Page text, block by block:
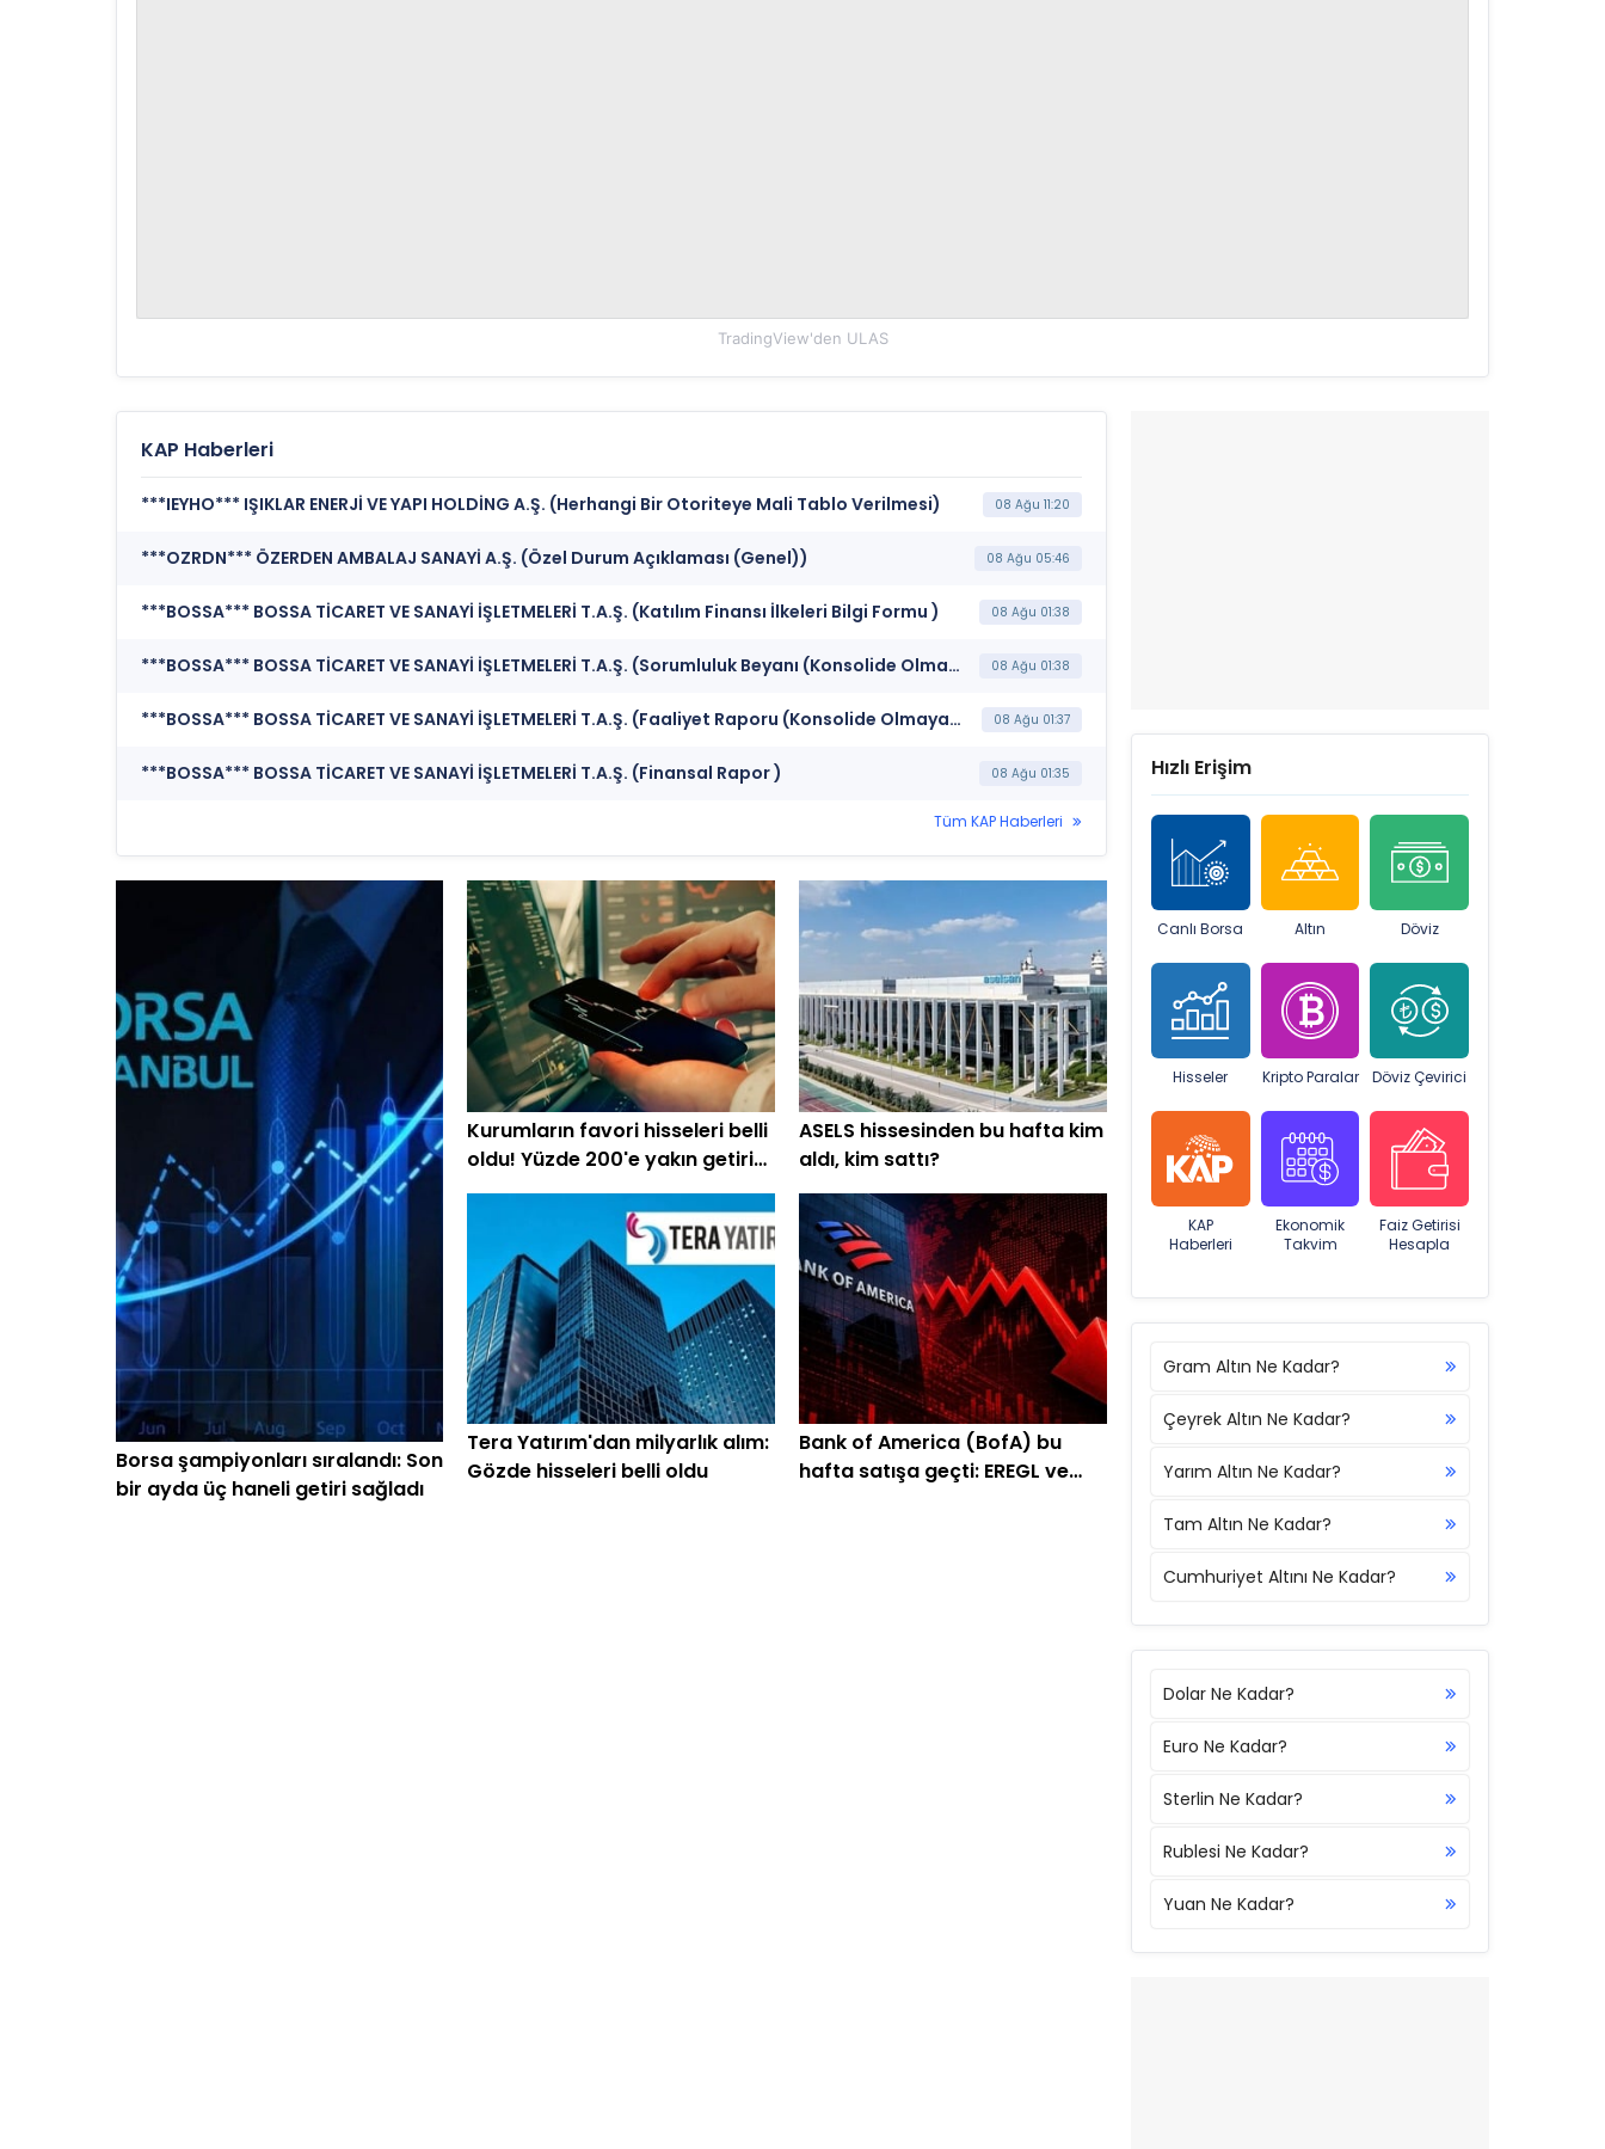
TradingView'den ULAS
KAP Haberleri
***IEYHO*** IŞIKLAR ENERJİ VE YAPI HOLDİNG A.Ş. (Herhangi Bir Otoriteye Mali Tablo Verilmesi) 08 Ağu 11:20
***OZRDN*** ÖZERDEN AMBALAJ SANAYİ A.Ş. (Özel Durum Açıklaması (Genel)) 08 Ağu 05:46
***BOSSA*** BOSSA TİCARET VE SANAYİ İŞLETMELERİ T.A.Ş. (Katılım Finansı İlkeleri Bilgi Formu ) 08 Ağu 01:38
***BOSSA*** BOSSA TİCARET VE SANAYİ İŞLETMELERİ T.A.Ş. (Sorumluluk Beyanı (Konsolide Olmayan)) 08 Ağu 01:38
***BOSSA*** BOSSA TİCARET VE SANAYİ İŞLETMELERİ T.A.Ş. (Faaliyet Raporu (Konsolide Olmayan)) 08 Ağu 01:37
***BOSSA*** BOSSA TİCARET VE SANAYİ İŞLETMELERİ T.A.Ş. (Finansal Rapor ) 08 Ağu 01:35
Tüm KAP Haberleri
Borsa şampiyonları sıralandı: Son
bir ayda üç haneli getiri sağladı
Kurumların favori hisseleri belli
oldu! Yüzde 200'e yakın getiri
bekleniyor
ASELS hissesinden bu hafta kim
aldı, kim sattı?
Tera Yatırım'dan milyarlık alım:
Gözde hisseleri belli oldu
Bank of America (BofA) bu
hafta satışa geçti: EREGL ve
Hızlı Erişim
Canlı Borsa Altın Döviz
Hisseler Kripto Paralar Döviz Çevirici
KAP
Haberleri
Ekonomik
Takvim
Faiz Getirisi
Hesapla
Gram Altın Ne Kadar?
Çeyrek Altın Ne Kadar?
Yarım Altın Ne Kadar?
Tam Altın Ne Kadar?
Cumhuriyet Altını Ne Kadar?
Dolar Ne Kadar?
Euro Ne Kadar?
Sterlin Ne Kadar?
Rublesi Ne Kadar?
Yuan Ne Kadar?